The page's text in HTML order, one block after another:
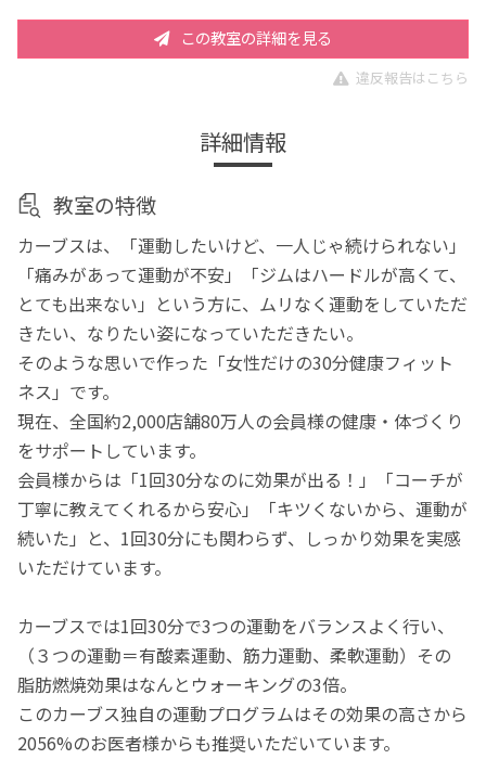
この教室の詳細を見る
違反報告はこちら
詳細情報
教室の特徴
カーブスは、「運動したいけど、一人じゃ続けられない」
「痛みがあって運動が不安」「ジムはハードルが高くて、
とても出来ない」という方に、ムリなく運動をしていただ
きたい、なりたい姿になっていただきたい。
そのような思いで作った「女性だけの30分健康フィット
ネス」です。
現在、全国約2,000店舗80万人の会員様の健康・体づくり
をサポートしています。
会員様からは「1回30分なのに効果が出る！」「コーチが
丁寧に教えてくれるから安心」「キツくないから、運動が
続いた」と、1回30分にも関わらず、しっかり効果を実感
いただけています。
カーブスでは1回30分で3つの運動をバランスよく行い、
（３つの運動＝有酸素運動、筋力運動、柔軟運動）その
脂肪燃焼効果はなんとウォーキングの3倍。
このカーブス独自の運動プログラムはその効果の高さから
2056%のお医者様からも推奨いただいています。